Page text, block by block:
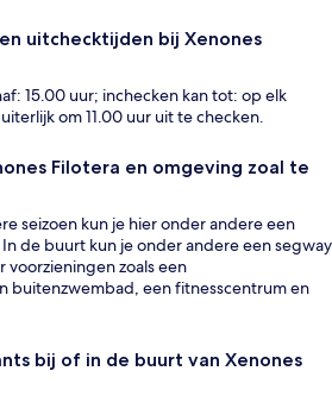
uitchecktijden bij Xenones
15.00 uur; inchecken kan tot: op elk
om 11.00 uur uit te checken.
Filotera en omgeving zoal te
seizoen kun je hier onder andere een
de buurt kun je onder andere een segway
voorzieningen zoals een
buitenzwembad, een fitnesscentrum en
bij of in de buurt van Xenones